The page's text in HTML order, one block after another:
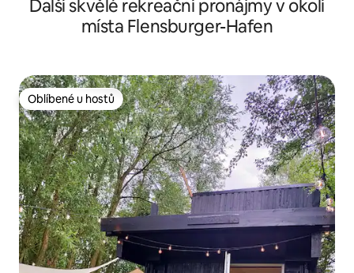
Další skvělé rekreační pronájmy v okolí
místa Flensburger-Hafen
Oblíbené u hostů
Oblíbené u hostů